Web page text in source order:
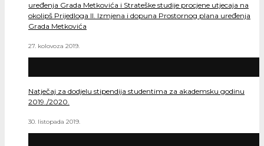
uređenja Grada Metkovića i Strateške studije procjene utjecaja na
okolipš Prijedloga II. Izmjena i dopuna Prostornog plana uređenja
Grada Metkovića
27. kolovoza 2019.
Natječaj za dodjelu stipendija studentima za akademsku godinu
2019./2020.
30. listopada 2019.